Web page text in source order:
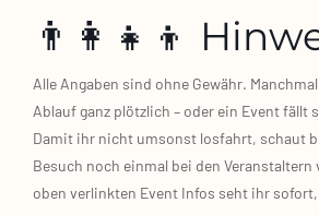
👨‍👩‍👧‍👦
Alle Anga­ben sind ohne Gewähr.
Ablauf ganz plötz­lich – oder ein Event fällt
Damit ihr nicht umsonst los­fahrt, schaut
Besuch noch ein­mal bei den Ver­an­stal­tern
oben ver­link­ten Event Infos seht ihr